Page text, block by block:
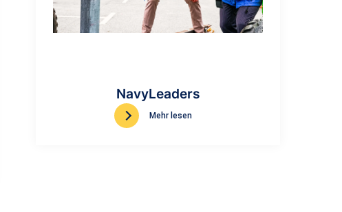
NavyLeaders
Mehr lesen